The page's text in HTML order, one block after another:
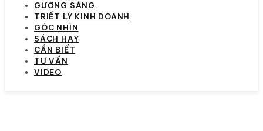
GƯƠNG SÁNG
TRIẾT LÝ KINH DOANH
GÓC NHÌN
SÁCH HAY
CẦN BIẾT
TƯ VẤN
VIDEO